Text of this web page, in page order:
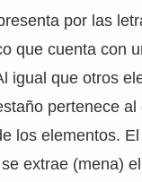
por las
que cuenta con
igual que otros
pertenece al
los elementos. El
extrae (mena)